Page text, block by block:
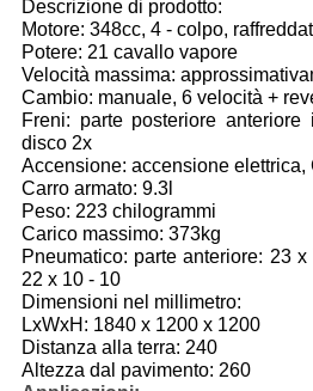
Descrizione di prodotto:
Motore: 348cc, 4 - colpo,
Potere: 21 cavallo vapore
Velocità massima:
Cambio: manuale, 6 velocità +
Freni: parte posteriore
disco 2x
Accensione: accensione elettrica,
Carro armato: 9.3l
Peso: 223 chilogrammi
Carico massimo: 373kg
Pneumatico: parte anteriore: 23
22 x 10 - 10
Dimensioni nel millimetro:
LxWxH: 1840 x 1200 x 1200
Distanza alla terra: 240
Altezza dal pavimento: 260